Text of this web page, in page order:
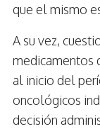
que el mismo
A su vez,
medicamentos
al inicio del
oncológicos
decisión